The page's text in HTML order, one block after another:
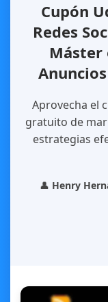
Cupón
Redes
Máster
Aprovecha el
gratuito de
estrategias
👤 Henry